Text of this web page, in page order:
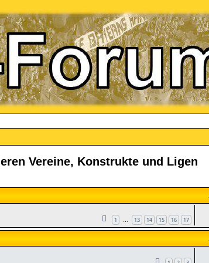
Vereine, Konstrukte und Ligen
1 … 13 14 15 16 17